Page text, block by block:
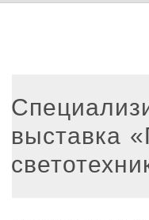
выставка